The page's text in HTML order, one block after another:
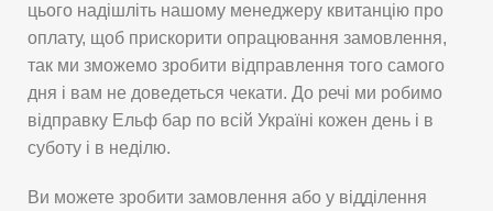
цього надішліть нашому менеджеру квитанцію про
оплату, щоб прискорити опрацювання замовлення,
так ми зможемо зробити відправлення того самого
дня і вам не доведеться чекати. До речі ми робимо
відправку Ельф бар по всій Україні кожен день і в
суботу і в неділю.
Ви можете зробити замовлення або у відділення